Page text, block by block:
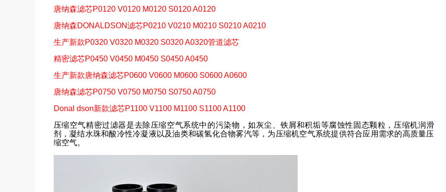
唐纳森滤芯P0120 V0120 M0120 S0120 A0120
唐纳森DONALDSON滤芯P0210 V0210 M0210 S0210 A0210
生产新款P0320 V0320 M0320 S0320 A0320管道滤芯
精密滤芯P0450 V0450 M0450 S0450 A0450
生产新款唐纳森滤芯P0600 V0600 M0600 S0600 A0600
唐纳森滤芯P0750 V0750 M0750 S0750 A0750
Donal dson新款滤芯P1100 V1100 M1100 S1100 A1100
压缩空气精密过滤器是去除压缩空气系统中的污染物，如灰尘、铁屑和积垢等腐蚀性固态颗粒，压缩机润滑
剂，凝结水珠和酸冷性冷凝液以及油类和碳氢化合物雾汽等，为压缩机空气系统提供符合应用需求的高质量压
缩空气。